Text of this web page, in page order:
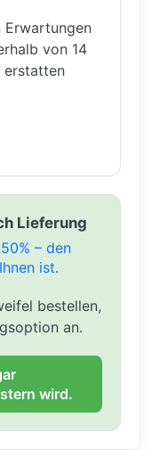
Erwartungen
von 14
erstatten
Lieferung
– den
ist.
bestellen,
an.
wird.